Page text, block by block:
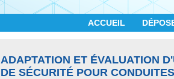
ACCUEIL
ADAPTATION ET ÉVALUATION
DE SÉCURITÉ POUR